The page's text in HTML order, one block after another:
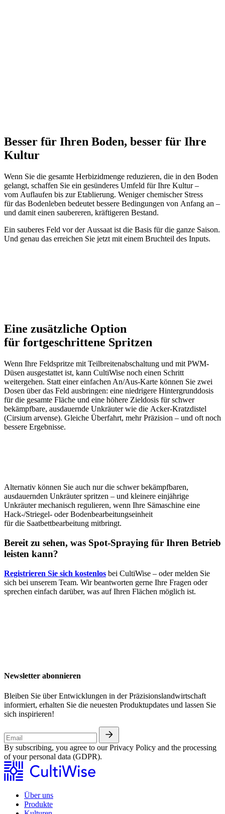
Besser für Ihren Boden, besser für Ihre
Kultur
Wenn Sie die gesamte Herbizidmenge reduzieren, die in den Boden
gelangt, schaffen Sie ein gesünderes Umfeld für Ihre Kultur –
vom Auflaufen bis zur Etablierung. Weniger chemischer Stress
für das Bodenleben bedeutet bessere Bedingungen von Anfang an –
und damit einen saubereren, kräftigeren Bestand.
Ein sauberes Feld vor der Aussaat ist die Basis für die ganze Saison.
Und genau das erreichen Sie jetzt mit einem Bruchteil des Inputs.
Eine zusätzliche Option
für fortgeschrittene Spritzen
Wenn Ihre Feldspritze mit Teilbreitenabschaltung und mit PWM-
Düsen ausgestattet ist, kann CultiWise noch einen Schritt
weitergehen. Statt einer einfachen An/Aus-Karte können Sie zwei
Dosen über das Feld ausbringen: eine niedrigere Hintergrunddosis
für die gesamte Fläche und eine höhere Zieldosis für schwer
bekämpfbare, ausdauernde Unkräuter wie die Acker-Kratzdistel
(Cirsium arvense). Gleiche Überfahrt, mehr Präzision – und oft noch
bessere Ergebnisse.
Alternativ können Sie auch nur die schwer bekämpfbaren,
ausdauernden Unkräuter spritzen – und kleinere einjährige
Unkräuter mechanisch regulieren, wenn Ihre Sämaschine eine
Hack-/Striegel- oder Bodenbearbeitungseinheit
für die Saatbettbearbeitung mitbringt.
Bereit zu sehen, was Spot-Spraying für Ihren Betrieb
leisten kann?
Registrieren Sie sich kostenlos bei CultiWise – oder melden Sie
sich bei unserem Team. Wir beantworten gerne Ihre Fragen oder
sprechen einfach darüber, was auf Ihren Flächen möglich ist.
Newsletter abonnieren
Bleiben Sie über Entwicklungen in der Präzisionslandwirtschaft
informiert, erhalten Sie die neuesten Produktupdates und lassen Sie
sich inspirieren!
By subscribing, you agree to our Privacy Policy and the processing
of your personal data (GDPR).
Über uns
Produkte